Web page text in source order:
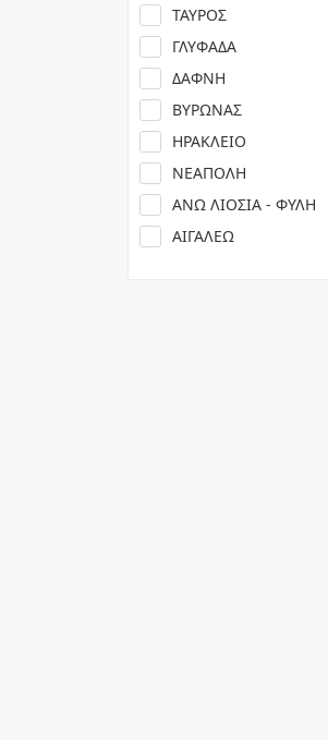
ΤΑΥΡΟΣ
ΓΛΥΦΑΔΑ
ΔΑΦΝΗ
ΒΥΡΩΝΑΣ
ΗΡΑΚΛΕΙΟ
ΝΕΑΠΟΛΗ
ΑΝΩ ΛΙΟΣΙΑ - ΦΥΛΗ
ΑΙΓΑΛΕΩ